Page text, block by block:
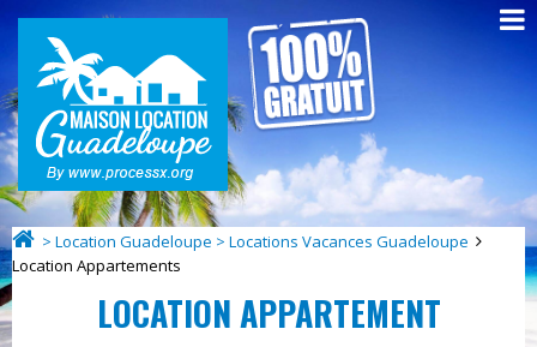
> Location Guadeloupe > Locations Vacances Guadeloupe
Location Appartements
LOCATION APPARTEMENT